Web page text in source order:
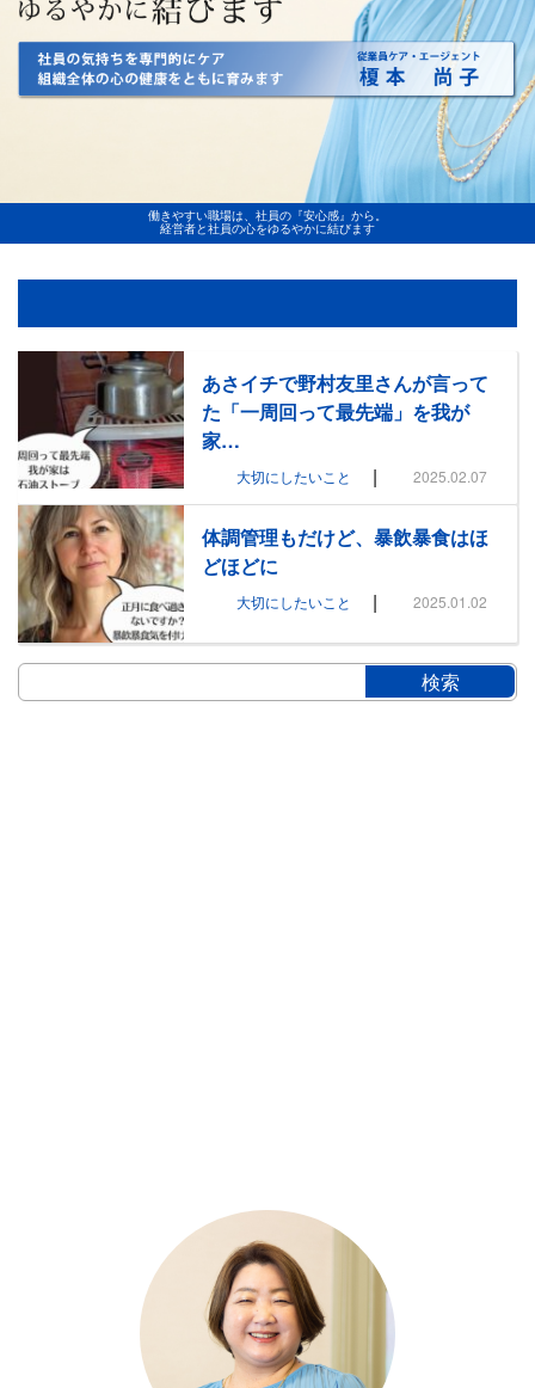
働きやすい職場は、社員の『安心感』から。
経営者と社員の心をゆるやかに結びます
あさイチで野村友里さんが言って
た「一周回って最先端」を我が
家…
大切にしたいこと | 2025.02.07
体調管理もだけど、暴飲暴食はほ
どほどに
大切にしたいこと | 2025.01.02